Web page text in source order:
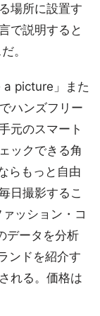
場所に設置す
で説明すると
。
picture」また
ハンズフリー
元のスマート
ックできる角
らもっと自由
日撮影するこ
ッション・コ
データを分析
ンドを紹介す
れる。価格は